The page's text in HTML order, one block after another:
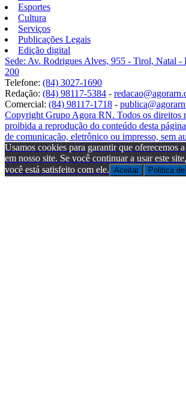
Esportes
Cultura
Serviços
Publicações Legais
Edição digital
Sede: Av. Rodrigues Alves, 955 - Tirol, Natal
200
Telefone: (84) 3027-1690
Redação: (84) 98117-5384 -
Comercial: (84) 98117-1718 -
Copyright Grupo Agora RN. Todos os direitos
proibida a reprodução do conteúdo desta
de comunicação, eletrônico ou impresso, sem
Usamos cookies para garantir que oferecemos
em nosso site. Se você continuar a usar este
você está satisfeito com ele. Aceitar Politica